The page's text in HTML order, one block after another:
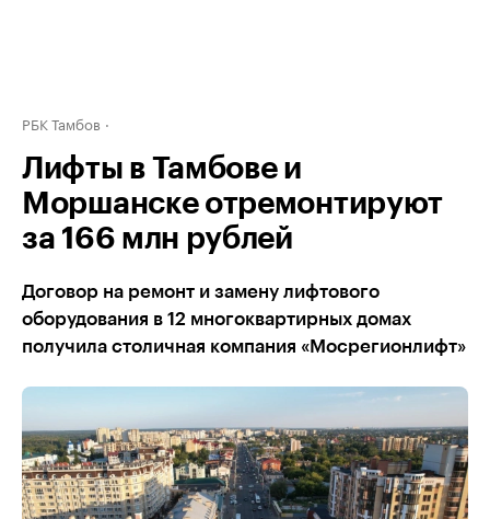
РБК Тамбов
Лифты в Тамбове и
Моршанске отремонтируют
за 166 млн рублей
Договор на ремонт и замену лифтового
оборудования в 12 многоквартирных домах
получила столичная компания «Мосрегионлифт»